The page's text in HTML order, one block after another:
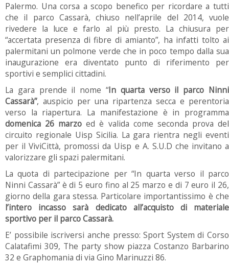
Palermo. Una corsa a scopo benefico per ricordare a tutti
che il parco Cassarà, chiuso nell’aprile del 2014, vuole
rivedere la luce e farlo al più presto. La chiusura per
“accertata presenza di fibre di amianto”, ha infatti tolto ai
palermitani un polmone verde che in poco tempo dalla sua
inaugurazione era diventato punto di riferimento per
sportivi e semplici cittadini.
La gara prende il nome “In quarta verso il parco Ninni
Cassarà”, auspicio per una ripartenza secca e perentoria
verso la riapertura. La manifestazione è in programma
domenica 26 marzo ed è valida come seconda prova del
circuito regionale Uisp Sicilia. La gara rientra negli eventi
per il ViviCittà, promossi da Uisp e A. S.U.D che invitano a
valorizzare gli spazi palermitani.
La quota di partecipazione per “In quarta verso il parco
Ninni Cassarà” è di 5 euro fino al 25 marzo e di 7 euro il 26,
giorno della gara stessa. Particolare importantissimo è che
l’intero incasso sarà dedicato all’acquisto di materiale
sportivo per il parco Cassarà.
E’ possibile iscriversi anche presso: Sport System di Corso
Calatafimi 309, The party show piazza Costanzo Barbarino
32 e Graphomania di via Gino Marinuzzi 86.